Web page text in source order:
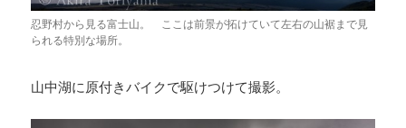
忍野村から見る富士山。 ここは前景が拓けていて左右の山裾まで見
られる特別な場所。
山中湖に原付きバイクで駆けつけて撮影。